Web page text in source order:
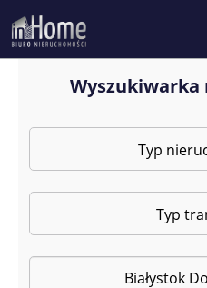
Wyszukiwarka
Typ
Typ